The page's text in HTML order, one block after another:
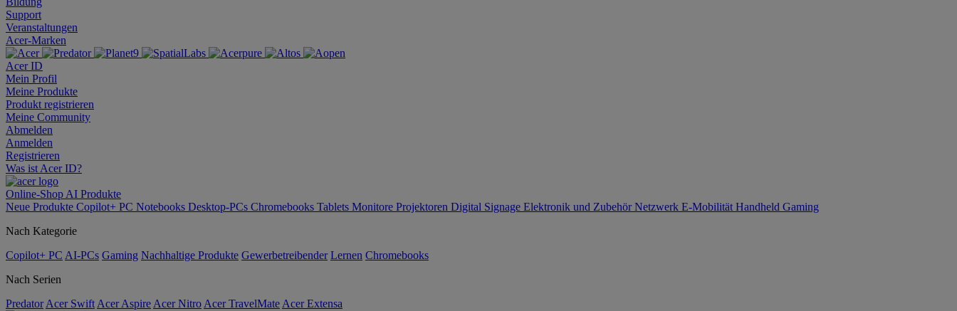
Support
Veranstaltungen
Acer-Marken
Acer ID
Mein Profil
Meine Produkte
Produkt registrieren
Meine Community
Abmelden
Anmelden
Registrieren
Was ist Acer ID?
Online-Shop AI Produkte
Neue Produkte Copilot+ PC Notebooks Desktop-PCs Chromebooks Tablets Monitore Projektoren Digital Signage Elektronik und ZubehörNetzwerk E-Mobilität Handheld Gaming
Nach Kategorie
Copilot+ PC AI-PCs Gaming Nachhaltige Produkte Gewerbetreibender Lernen Chromebooks
Nach Serien
Predator Acer Swift Acer Aspire Acer Nitro Acer TravelMate Acer Extensa